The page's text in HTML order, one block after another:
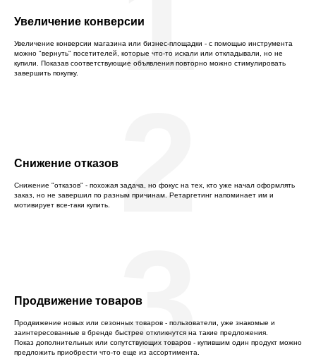
Увеличение конверсии
Увеличение конверсии магазина или бизнес-площадки - с помощью инструмента
можно "вернуть" посетителей, которые что-то искали или откладывали, но не
купили. Показав соответствующие объявления повторно можно стимулировать
завершить покупку.
Снижение отказов
Снижение "отказов" - похожая задача, но фокус на тех, кто уже начал оформлять
заказ, но не завершил по разным причинам. Ретаргетинг напоминает им и
мотивирует все-таки купить.
2
Продвижение товаров
Продвижение новых или сезонных товаров - пользователи, уже знакомые и
заинтересованные в бренде быстрее откликнутся на такие предложения.
Показ дополнительных или сопутствующих товаров - купившим один продукт можно
предложить приобрести что-то еще из ассортимента.
3